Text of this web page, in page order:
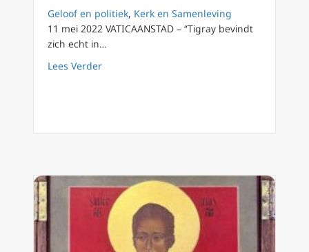
Geloof en politiek, Kerk en Samenleving
11 mei 2022 VATICAANSTAD – “Tigray bevindt
zich echt in…
Lees Verderabout Ethiopië pleegt genocide tegen het